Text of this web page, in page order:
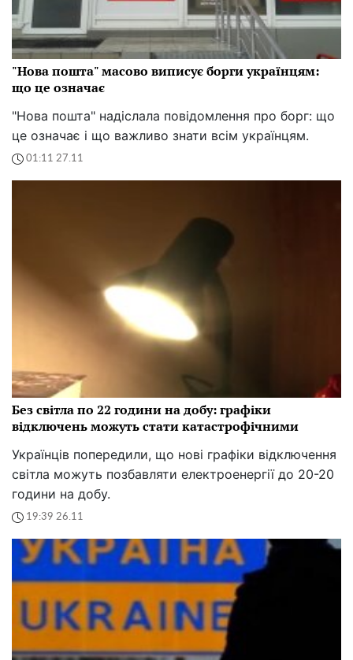
"Нова пошта" масово виписує борги українцям:
що це означає
"Нова пошта" надіслала повідомлення про борг: що
це означає і що важливо знати всім українцям.
01:11 27.11
Без світла по 22 години на добу: графіки
відключень можуть стати катастрофічними
Українців попередили, що нові графіки відключення
світла можуть позбавляти електроенергії до 20-20
години на добу.
19:39 26.11